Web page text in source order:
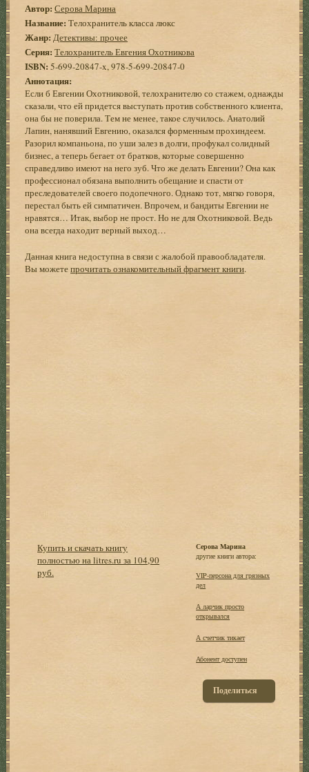
Автор: Серова Марина
Название: Телохранитель класса люкс
Жанр: Детективы: прочее
Серия: Телохранитель Евгения Охотникова
ISBN: 5-699-20847-x, 978-5-699-20847-0
Аннотация:
Если б Евгении Охотниковой, телохранителю со стажем, однажды
сказали, что ей придется выступать против собственного клиента,
она бы не поверила. Тем не менее, такое случилось. Анатолий
Лапин, нанявший Евгению, оказался форменным прохиндеем.
Разорил компаньона, по уши залез в долги, профукал солидный
бизнес, а теперь бегает от братков, которые совершенно
справедливо имеют на него зуб. Что же делать Евгении? Она как
профессионал обязана выполнить обещание и спасти от
преследователей своего подопечного. Однако тот, мягко говоря,
перестал быть ей симпатичен. Впрочем, и бандиты Евгении не
нравятся… Итак, выбор не прост. Но не для Охотниковой. Ведь
она всегда находит верный выход…
Данная книга недоступна в связи с жалобой правообладателя.
Вы можетепрочитать ознакомительный фрагмент книги.
Купить и скачать книгу
полностью на litres.ru за 104,90
руб.
Серова Марина
другие книги автора:
VIP-персона для грязных
дел
А ларчик просто
открывался
А счетчик тикает
Абонент доступен
Поделиться